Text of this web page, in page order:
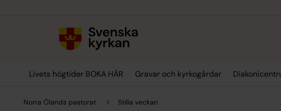
Livets högtider BOKA HÄR Gravar och kyrkogårdar
Norra Ölands pastorat Stilla veckan